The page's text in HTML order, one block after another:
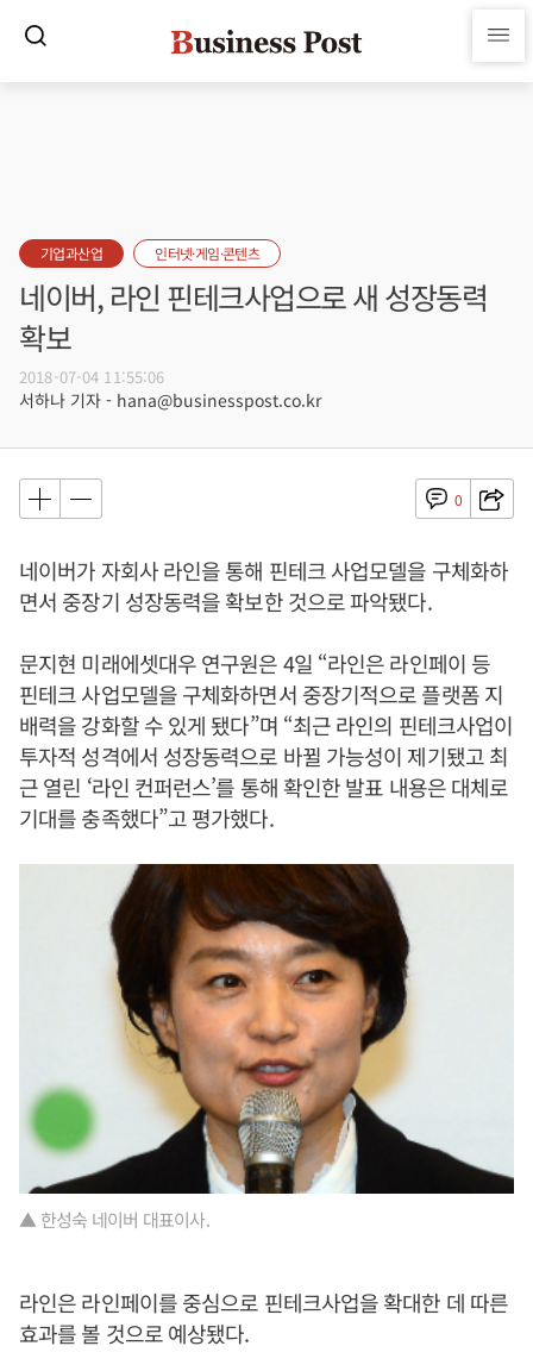
기업과산업 인터넷·게임·콘텐츠
네이버, 라인 핀테크사업으로 새 성장동력
확보
2018-07-04 11:55:06
서하나 기자 - hana@businesspost.co.kr
0
네이버가 자회사 라인을 통해 핀테크 사업모델을 구체화하
면서 중장기 성장동력을 확보한 것으로 파악됐다.
문지현 미래에셋대우 연구원은 4일 “라인은 라인페이 등
핀테크 사업모델을 구체화하면서 중장기적으로 플랫폼 지
배력을 강화할 수 있게 됐다”며 “최근 라인의 핀테크사업이
투자적 성격에서 성장동력으로 바뀔 가능성이 제기됐고 최
근 열린 ‘라인 컨퍼런스’를 통해 확인한 발표 내용은 대체로
기대를 충족했다”고 평가했다.
▲ 한성숙 네이버 대표이사.
라인은 라인페이를 중심으로 핀테크사업을 확대한 데 따른
효과를 볼 것으로 예상됐다.